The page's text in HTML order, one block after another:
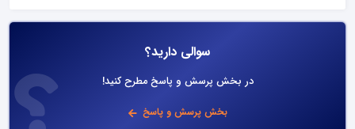
سوالی دارید؟
در بخش پرسش و پاسخ مطرح کنید!
بخش پرسش و پاسخ